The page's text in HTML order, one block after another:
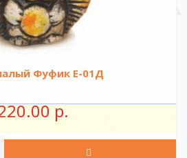
Фуфик Е-01Д
р.